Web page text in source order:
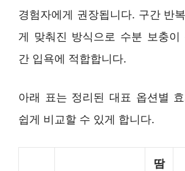
경험자에게 권장됩니다. 구간 반
게 맞춰진 방식으로 수분 보충이
간 입욕에 적합합니다.
아래 표는 정리된 대표 옵션별
쉽게 비교할 수 있게 합니다.
땀